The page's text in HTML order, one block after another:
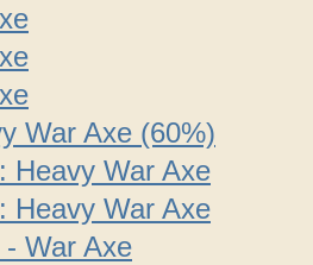
War Axe (60%)
Heavy War Axe
Heavy War Axe
War Axe